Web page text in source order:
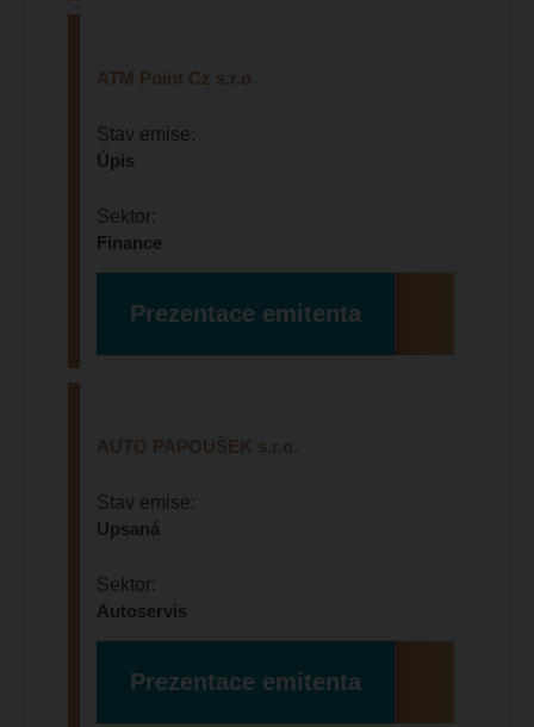
ATM Point Cz s.r.o.
Stav emise:
Úpis
Sektor:
Finance
Prezentace emitenta
AUTO PAPOUŠEK s.r.o.
Stav emise:
Upsaná
Sektor:
Autoservis
Prezentace emitenta